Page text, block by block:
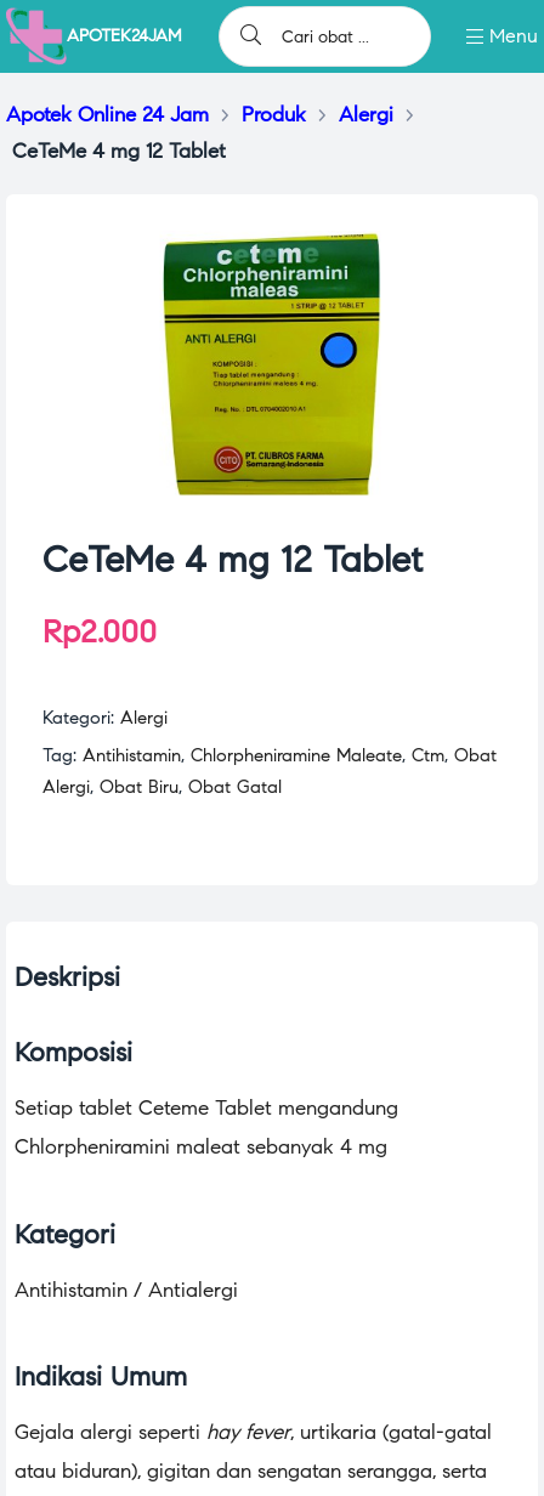
APOTEK24JAM Menu
Apotek Online 24 Jam > Produk > Alergi >
CeTeMe 4 mg 12 Tablet
CeTeMe 4 mg 12 Tablet
Rp2.000
Kategori: Alergi
Tag: Antihistamin, Chlorpheniramine Maleate, Ctm, Obat
Alergi, Obat Biru, Obat Gatal
Deskripsi
Komposisi
Setiap tablet Ceteme Tablet mengandung
Chlorpheniramini maleat sebanyak 4 mg
Kategori
Antihistamin / Antialergi
Indikasi Umum
Gejala alergi seperti hay fever, urtikaria (gatal-gatal
atau biduran), gigitan dan sengatan serangga, serta